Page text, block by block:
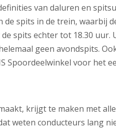
van daluren en
spits in de trein, waarbij
spits echter tot 18.30 uur.
geen avondspits.
Spoordeelwinkel voor het
krijgt te maken met
weten conducteurs lang